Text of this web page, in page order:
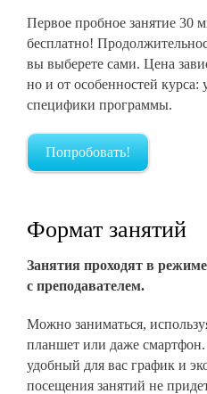
Первое пробное занятие 30
бесплатно!
вы выберете сами. Цена
но и от особенностей курса:
специфики программы.
Попробовать!
Формат занятий
Занятия проходят в
с преподавателем.
Можно заниматься,
планшет или даже
удобный для вас график и
посещения занятий не